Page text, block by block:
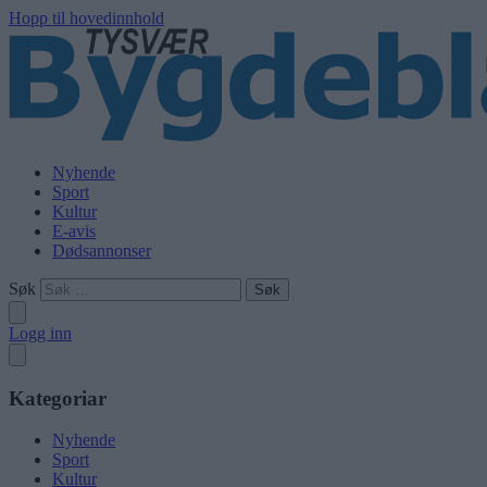
Hopp til hovedinnhold
Nyhende
Sport
Kultur
E-avis
Dødsannonser
Søk
Logg inn
Kategoriar
Nyhende
Sport
Kultur